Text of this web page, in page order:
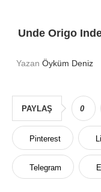
Unde Origo
Yazan Öyküm Deniz
PAYLAŞ 0
Pinterest
Telegram